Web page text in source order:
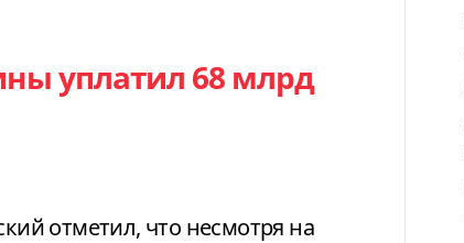
уплатил 68 млрд
отметил, что несмотря на